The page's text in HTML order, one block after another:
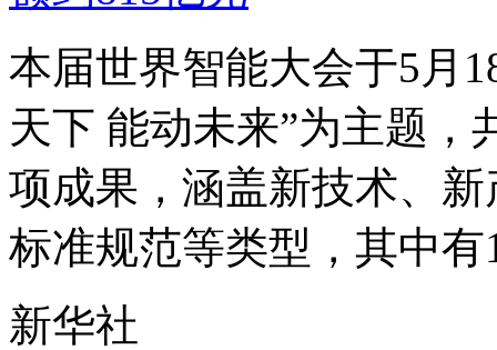
本届世界智能大会于5月
天下 能动未来”为主题，
项成果，涵盖新技术、
标准规范等类型，其中
新华社